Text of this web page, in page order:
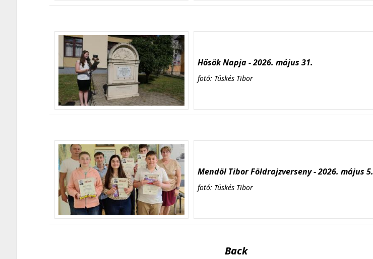
Hősök Napja - 2026. május 31.
fotó: Tüskés Tibor
Mendöl Tibor Földrajzverseny - 2026. május 5.
fotó: Tüskés Tibor
Back